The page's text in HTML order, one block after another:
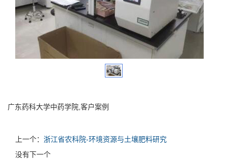
广东药科大学中药学院,客户案例
上一个： 浙江省农科院-环境资源与土壤肥料研究
没有下一个